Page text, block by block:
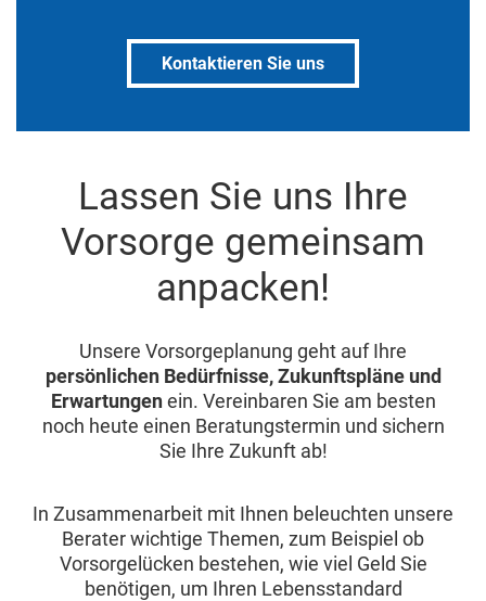
Kontaktieren Sie uns
Lassen Sie uns Ihre
Vorsorge gemeinsam
anpacken!
Unsere Vorsorgeplanung geht auf Ihre
persönlichen Bedürfnisse, Zukunftspläne und
Erwartungenein. Vereinbaren Sie am besten
noch heute einen Beratungstermin und sichern
Sie Ihre Zukunft ab!
In Zusammenarbeit mit Ihnen beleuchten unsere
Berater wichtige Themen, zum Beispiel ob
Vorsorgelücken bestehen, wie viel Geld Sie
benötigen, um Ihren Lebensstandard